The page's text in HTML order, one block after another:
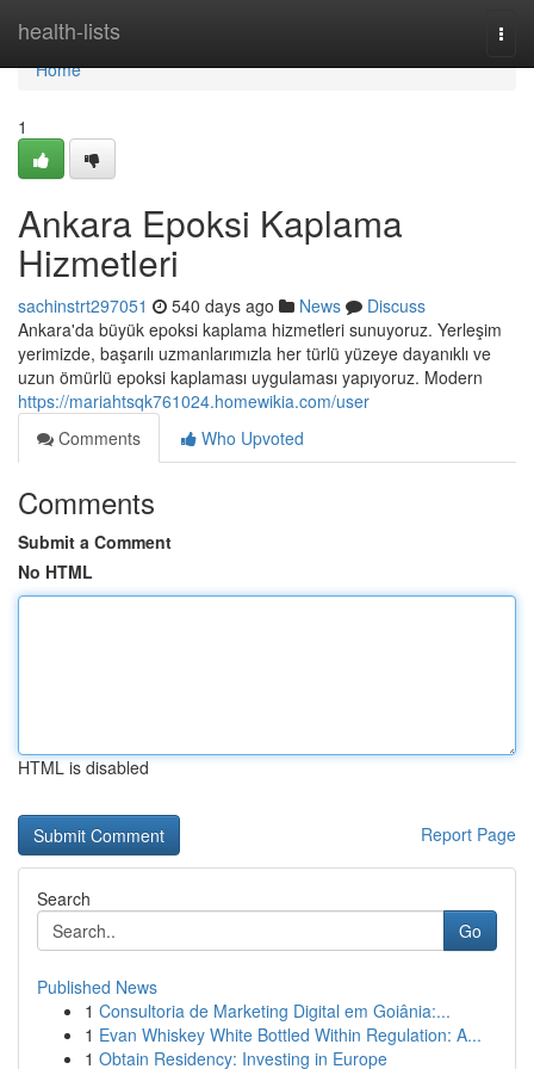
health-lists
Home
Home
1
Ankara Epoksi Kaplama
Hizmetleri
sachinstrt297051 540 days ago News
Discuss
Ankara'da büyük epoksi kaplama hizmetleri sunuyoruz. Yerleşim
yerimizde, başarılı uzmanlarımızla her türlü yüzeye dayanıklı ve
uzun ömürlü epoksi kaplaması uygulaması yapıyoruz. Modern
https://mariahtsqk761024.homewikia.com/user
Comments
Who Upvoted
Comments
Submit a Comment
No HTML
HTML is disabled
Report Page
Search
Go
Published News
1 Consultoria de Marketing Digital em Goiânia:...
1 Evan Whiskey White Bottled Within Regulation: A...
1 Obtain Residency: Investing in Europe